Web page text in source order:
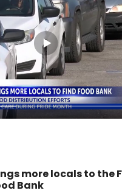
more locals to the
Bank